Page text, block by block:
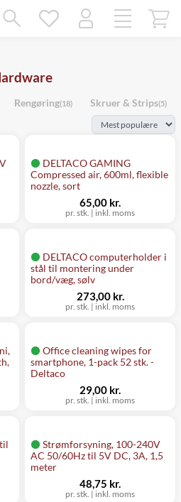
Rengøring(18) Skruer & Strips(5)
DELTACO GAMING
Compressed air, 600ml, flexible
nozzle, sort
pr. stk. | inkl. moms
65,00 kr.
DELTACO computerholder i
stål til montering under
bord/væg, sølv
pr. stk. | inkl. moms
273,00 kr.
Office cleaning wipes for
smartphone, 1-pack 52 stk. -
Deltaco
pr. stk. | inkl. moms
29,00 kr.
Strømforsyning, 100-240V
AC 50/60Hz til 5V DC, 3A, 1,5
meter
pr. stk. | inkl. moms
48,75 kr.